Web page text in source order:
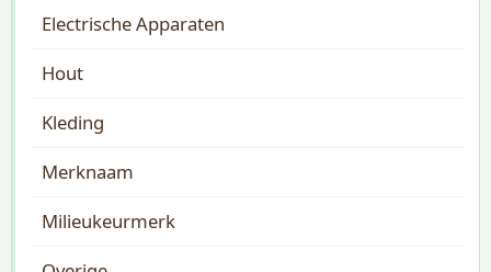
Electrische Apparaten
Hout
Kleding
Merknaam
Milieukeurmerk